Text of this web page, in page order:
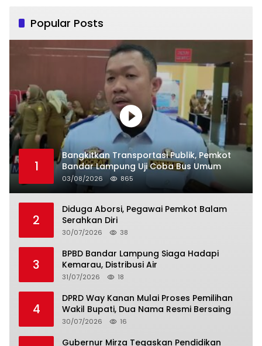
Popular Posts
1
Bangkitkan Transportasi Publik, Pemkot
Bandar Lampung Uji Coba Bus Umum
03/08/2026 865
2
Diduga Aborsi, Pegawai Pemkot Balam
Serahkan Diri
30/07/2026 38
3
BPBD Bandar Lampung Siaga Hadapi
Kemarau, Distribusi Air
31/07/2026 18
4
DPRD Way Kanan Mulai Proses Pemilihan
Wakil Bupati, Dua Nama Resmi Bersaing
30/07/2026 16
Gubernur Mirza Tegaskan Pendidikan